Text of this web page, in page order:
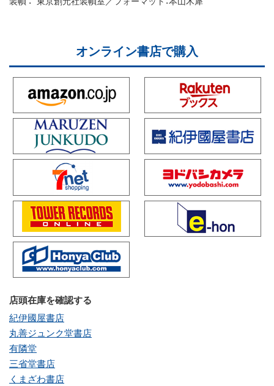
オンライン書店で購入
店頭在庫を確認する
紀伊國屋書店
丸善ジュンク堂書店
有隣堂
三省堂書店
くまざわ書店